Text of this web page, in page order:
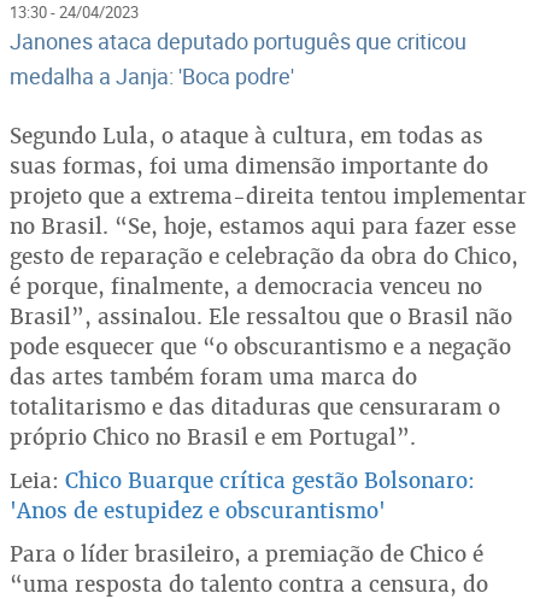
13:30 - 24/04/2023
Janones ataca deputado português que criticou
medalha a Janja: 'Boca podre'
Segundo Lula, o ataque à cultura, em todas as
suas formas, foi uma dimensão importante do
projeto que a extrema-direita tentou implementar
no Brasil. “Se, hoje, estamos aqui para fazer esse
gesto de reparação e celebração da obra do Chico,
é porque, finalmente, a democracia venceu no
Brasil”, assinalou. Ele ressaltou que o Brasil não
pode esquecer que “o obscurantismo e a negação
das artes também foram uma marca do
totalitarismo e das ditaduras que censuraram o
próprio Chico no Brasil e em Portugal”.
Leia: Chico Buarque crítica gestão Bolsonaro:
'Anos de estupidez e obscurantismo'
Para o líder brasileiro, a premiação de Chico é
“uma resposta do talento contra a censura, do